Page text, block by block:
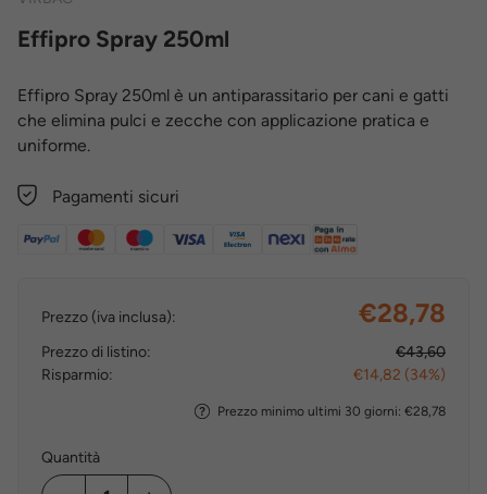
Effipro Spray 250ml
Effipro Spray 250ml è un antiparassitario per cani e gatti
che elimina pulci e zecche con applicazione pratica e
uniforme.
Pagamenti sicuri
Prezzo (iva inclusa): €28,78
Prezzo di listino:
€43,60
Risparmio:
€14,82 (34%)
Prezzo minimo ultimi 30 giorni: €28,78
Quantità